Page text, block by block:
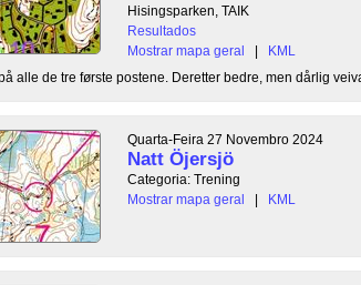
Hisingsparken, TAIK
Resultados
Mostrar mapa geral
|
KML
de tre første postene. Deretter bedre, men dårlig
Quarta-Feira 27 Novembro 2024
Natt Öjersjö
Categoria: Trening
Mostrar mapa geral
| KML